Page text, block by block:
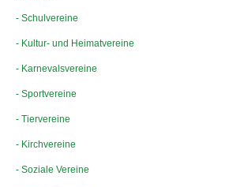
- Schulvereine
- Kultur- und Heimatvereine
- Karnevalsvereine
- Sportvereine
- Tiervereine
- Kirchvereine
- Soziale Vereine